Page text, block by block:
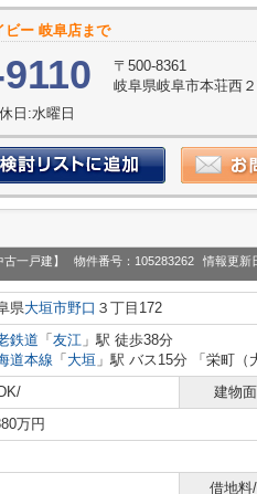
ビー 岐阜店まで
〒500-8361
岐阜県岐阜市本荘西
日:水曜日
古一戸建】 物件番号：105283262 情報更新
県大垣市野口 ３丁目172
鉄道 「 友江 」駅 徒歩38分
道本線 「 大垣 」駅 バス15分 「栄町（
建物
万円
借地料